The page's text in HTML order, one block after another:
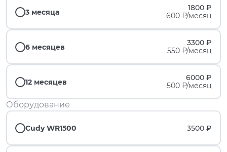
3 месяца
1800 ₽
600 ₽/месяц
6 месяцев
3300 ₽
550 ₽/месяц
12 месяцев
6000 ₽
500 ₽/месяц
Оборудование
Cudy WR1500 3500 ₽